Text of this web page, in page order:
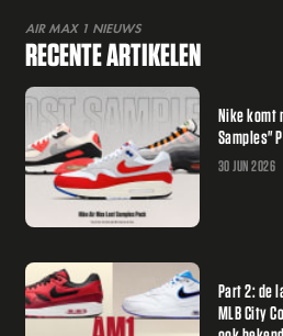
AIR MAX 1 NIEUWS
RECENTE ARTIKELEN
Nike komt
Samples"
30 JUN 2026
Part 2: de
MLB City